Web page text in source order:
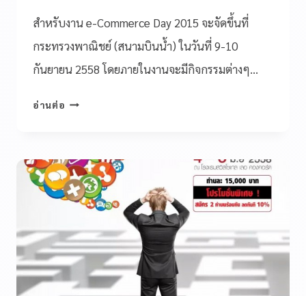
สำหรับงาน e-Commerce Day 2015 จะจัดขึ้นที่
กระทรวงพาณิชย์ (สนามบินน้ำ) ในวันที่ 9-10
กันยายน 2558 โดยภายในงานจะมีกิจกรรมต่างๆ…
อ่านต่อ